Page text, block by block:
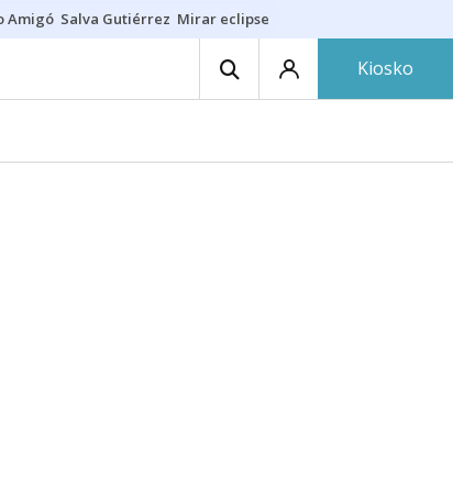
Amigó Salva Gutiérrez Mirar eclipse
Kiosko